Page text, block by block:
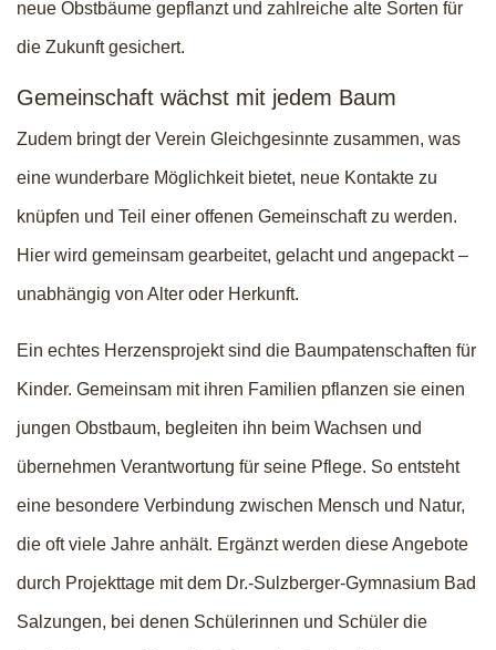
neue Obstbäume gepflanzt und zahlreiche alte Sorten für
die Zukunft gesichert.
Gemeinschaft wächst mit jedem Baum
Zudem bringt der Verein Gleichgesinnte zusammen, was
eine wunderbare Möglichkeit bietet, neue Kontakte zu
knüpfen und Teil einer offenen Gemeinschaft zu werden.
Hier wird gemeinsam gearbeitet, gelacht und angepackt –
unabhängig von Alter oder Herkunft.
Ein echtes Herzensprojekt sind die Baumpatenschaften für
Kinder. Gemeinsam mit ihren Familien pflanzen sie einen
jungen Obstbaum, begleiten ihn beim Wachsen und
übernehmen Verantwortung für seine Pflege. So entsteht
eine besondere Verbindung zwischen Mensch und Natur,
die oft viele Jahre anhält. Ergänzt werden diese Angebote
durch Projekttage mit dem Dr.-Sulzberger-Gymnasium Bad
Salzungen, bei denen Schülerinnen und Schüler die